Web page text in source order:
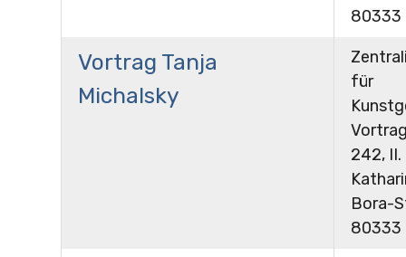
80333
Vortrag Tanja
Michalsky
für
242, II.
Bora-
80333